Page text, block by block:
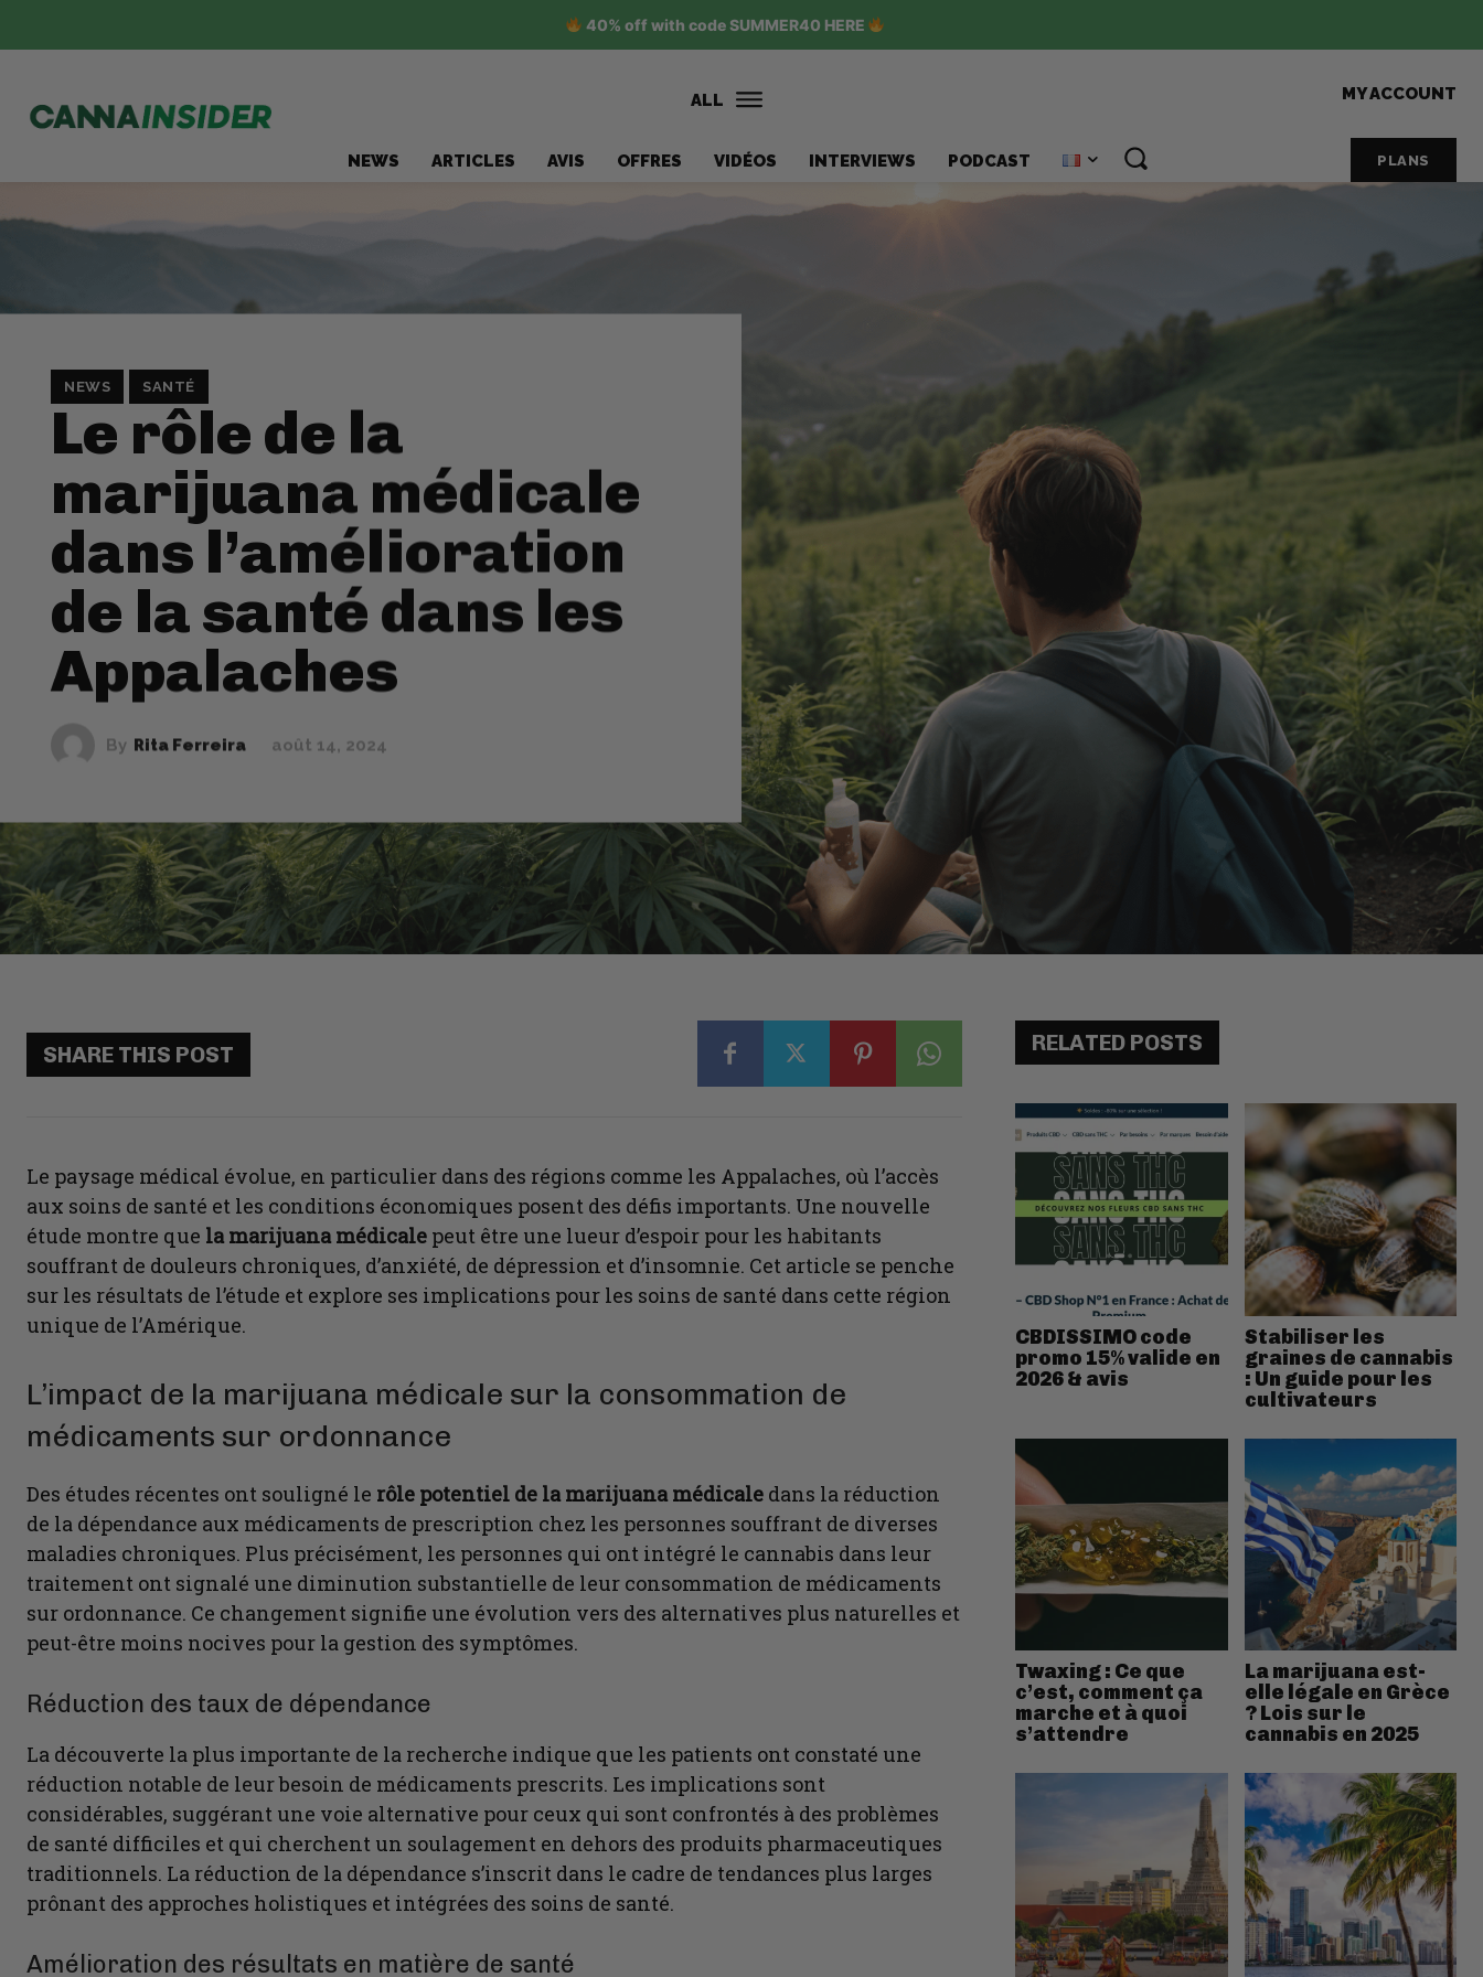
40% off with code SUMMER40 HERE
ALL
NEWS ARTICLES AVIS OFFRES VIDÉOS INTERVIEWS PODCAST
MY ACCOUNT
PLANS
NEWS SANTÉ
Le rôle de la
marijuana médicale
dans l’amélioration
de la santé dans les
Appalaches
By Rita Ferreira août 14, 2024
SHARE THIS POST
Le paysage médical évolue, en particulier dans des régions comme les Appalaches, où l’accès
aux soins de santé et les conditions économiques posent des défis importants. Une nouvelle
étude montre que la marijuana médicale peut être une lueur d’espoir pour les habitants
souffrant de douleurs chroniques, d’anxiété, de dépression et d’insomnie. Cet article se penche
sur les résultats de l’étude et explore ses implications pour les soins de santé dans cette région
unique de l’Amérique.
L’impact de la marijuana médicale sur la consommation de
médicaments sur ordonnance
Des études récentes ont souligné le rôle potentiel de la marijuana médicale dans la réduction
de la dépendance aux médicaments de prescription chez les personnes souffrant de diverses
maladies chroniques. Plus précisément, les personnes qui ont intégré le cannabis dans leur
traitement ont signalé une diminution substantielle de leur consommation de médicaments
sur ordonnance. Ce changement signifie une évolution vers des alternatives plus naturelles et
peut-être moins nocives pour la gestion des symptômes.
Réduction des taux de dépendance
La découverte la plus importante de la recherche indique que les patients ont constaté une
réduction notable de leur besoin de médicaments prescrits. Les implications sont
considérables, suggérant une voie alternative pour ceux qui sont confrontés à des problèmes
de santé difficiles et qui cherchent un soulagement en dehors des produits pharmaceutiques
traditionnels. La réduction de la dépendance s’inscrit dans le cadre de tendances plus larges
prônant des approches holistiques et intégrées des soins de santé.
Amélioration des résultats en matière de santé
RELATED POSTS
CBDISSIMO code
promo 15% valide en
2026 & avis
Stabiliser les
graines de cannabis
: Un guide pour les
cultivateurs
Twaxing : Ce que
c’est, comment ça
marche et à quoi
s’attendre
La marijuana est-
elle légale en Grèce
? Lois sur le
cannabis en 2025